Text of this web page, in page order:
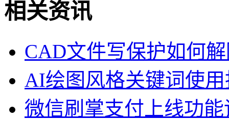
相关资讯
CAD文件写保护如何
AI绘图风格关键词使
微信刷掌支付上线功能